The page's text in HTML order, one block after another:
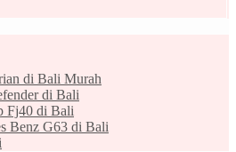
di Bali Murah
di Bali
Fj40 di Bali
Benz G63 di Bali